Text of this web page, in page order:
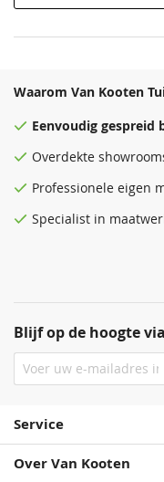
Blijf op de hoogte
Waarom Van Kooten
Eenvoudig gespreid
Overdekte
Professionele eigen
Specialist in
Service
Over Van Kooten